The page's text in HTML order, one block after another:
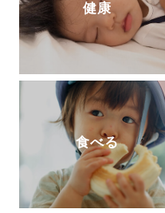
健康
食べる